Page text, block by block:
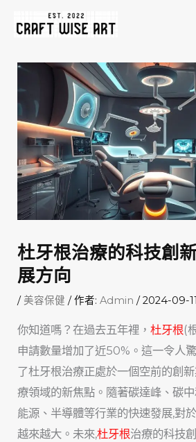
杜牙根治療的科技創
展方向
/ 美容保健 / 作者:Admin/2024-09-11
你知道嗎？在過去五年裡，杜牙根(
申請數量增加了近50%。這一令人
了杜牙根治療正處於一個空前的創
療領域的新焦點。隨著碳達峰、碳
能源、半導體等行業的快速發展,對
越來越大。未來,杜牙根治療的科技